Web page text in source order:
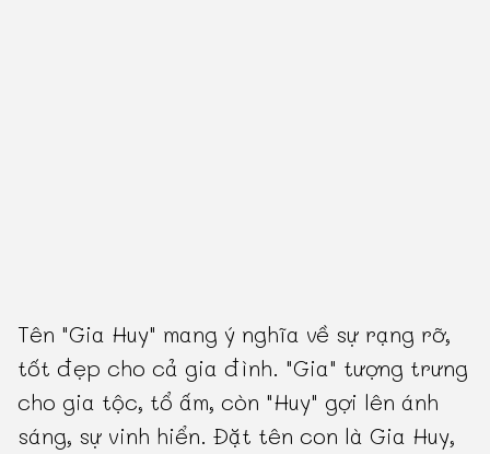
Tên "Gia Huy" mang ý nghĩa về sự rạng rỡ,
tốt đẹp cho cả gia đình. "Gia" tượng trưng
cho gia tộc, tổ ấm, còn "Huy" gợi lên ánh
sáng, sự vinh hiển. Đặt tên con là Gia Huy,